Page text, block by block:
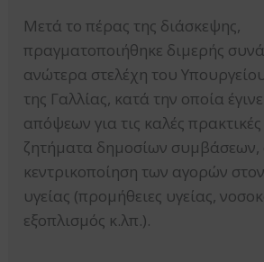
Μετά το πέρας της διάσκεψης,
πραγματοποιήθηκε διμερής
ανώτερα στελέχη του
της Γαλλίας, κατά την οποία
απόψεων για τις καλές πρακτικές
ζητήματα δημοσίων συμβάσεων,
κεντρικοποίηση των αγορών
υγείας (προμήθειες υγείας,
εξοπλισμός κ.λπ.).